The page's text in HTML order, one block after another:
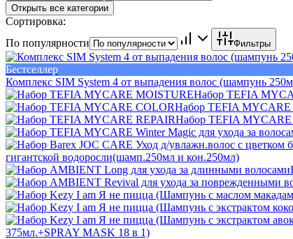
Открыть все категории
Сортировка:
По популярности
Фильтры
Бестселлер
Комплекс SIM System 4 от выпадения волос (шампунь
Набор TEFIA
Набор TEFIA MYCARE
Набор TEFIA MYCARE
гигантской водоросли(шамп.250мл и кон.250мл)
375мл.+SPRAY MASK 18 в 1)